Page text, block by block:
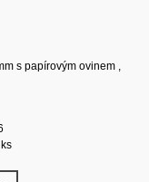
s papírovým ovinem ,